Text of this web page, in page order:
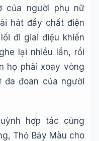
của người phụ nữ
hát đầy chất điện
đi giai điệu khiến
lại nhiều lần, rồi
họ phải xoay vòng
đa đoan của người
hợp tác cùng
Thỏ Bảy Màu cho